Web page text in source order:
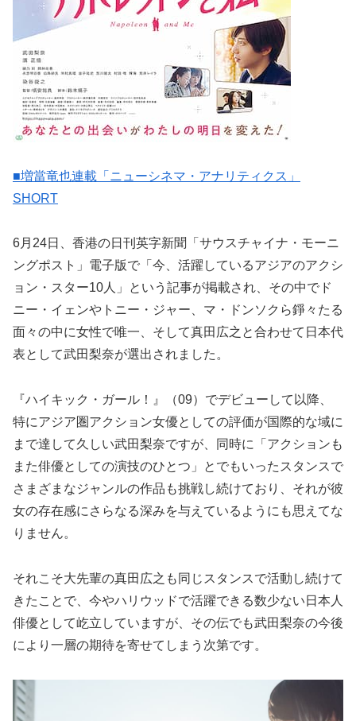
■増當竜也連載「ニューシネマ・アナリティクス」
SHORT
6月24日、香港の日刊英字新聞「サウスチャイナ・モーニ
ングポスト」電子版で「今、活躍しているアジアのアクシ
ョン・スター10人」という記事が掲載され、その中でド
ニー・イェンやトニー・ジャー、マ・ドンソクら錚々たる
面々の中に女性で唯一、そして真田広之と合わせて日本代
表として武田梨奈が選出されました。
『ハイキック・ガール！』（09）でデビューして以降、
特にアジア圏アクション女優としての評価が国際的な域に
まで達して久しい武田梨奈ですが、同時に「アクションも
また俳優としての演技のひとつ」とでもいったスタンスで
さまざまなジャンルの作品も挑戦し続けており、それが彼
女の存在感にさらなる深みを与えているようにも思えてな
りません。
それこそ大先輩の真田広之も同じスタンスで活動し続けて
きたことで、今やハリウッドで活躍できる数少ない日本人
俳優として屹立していますが、その伝でも武田梨奈の今後
により一層の期待を寄せてしまう次第です。